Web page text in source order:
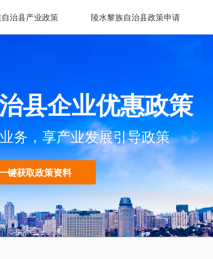
治县产业政策 陵水黎族自治县政策申请
县企业优惠政策
务，享产业发展引导政策
键获取政策资料